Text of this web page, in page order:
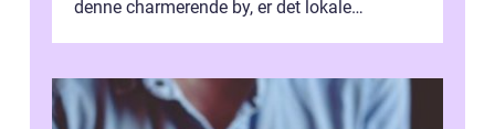
denne charmerende by, er det lokale